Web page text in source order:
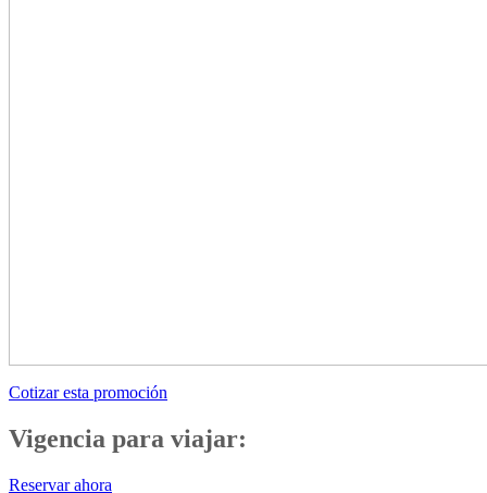
Cotizar esta promoción
Vigencia para viajar:
Reservar ahora